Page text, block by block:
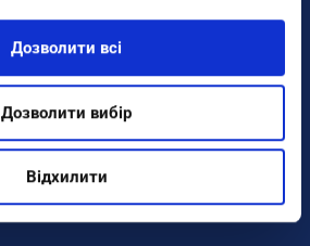
Дозволити всі
Дозволити вибір
Відхилити